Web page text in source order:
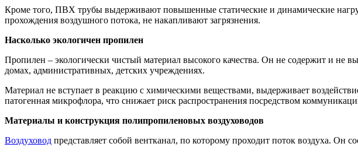
Кроме того, ПВХ трубы выдерживают повышенные статические и динамические
прохождения воздушного потока, не накапливают загрязнения.
Насколько экологичен пропилен
Пропилен – экологически чистый материал высокого качества. Он не содержит и не
домах, административных, детских учреждениях.
Материал не вступает в реакцию с химическими веществами, выдерживает
патогенная микрофлора, что снижает риск распространения посредством
Материалы и конструкция полипропиленовых воздуховодов
Воздуховод представляет собой вентканал, по которому проходит поток воздуха.